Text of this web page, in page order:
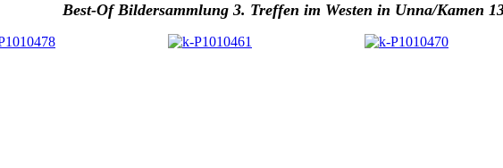
Best-Of Bildersammlung 3. Treffen im Westen in Unna/Kamen